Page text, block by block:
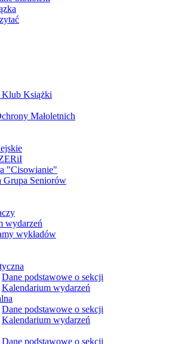
Książki
Małoletnich
"Cisowianie"
Grupa Seniorów
wydarzeń
wykładów
Dane podstawowe o sekcji
Kalendarium wydarzeń
Dane podstawowe o sekcji
Kalendarium wydarzeń
Dane podstawowe o sekcji